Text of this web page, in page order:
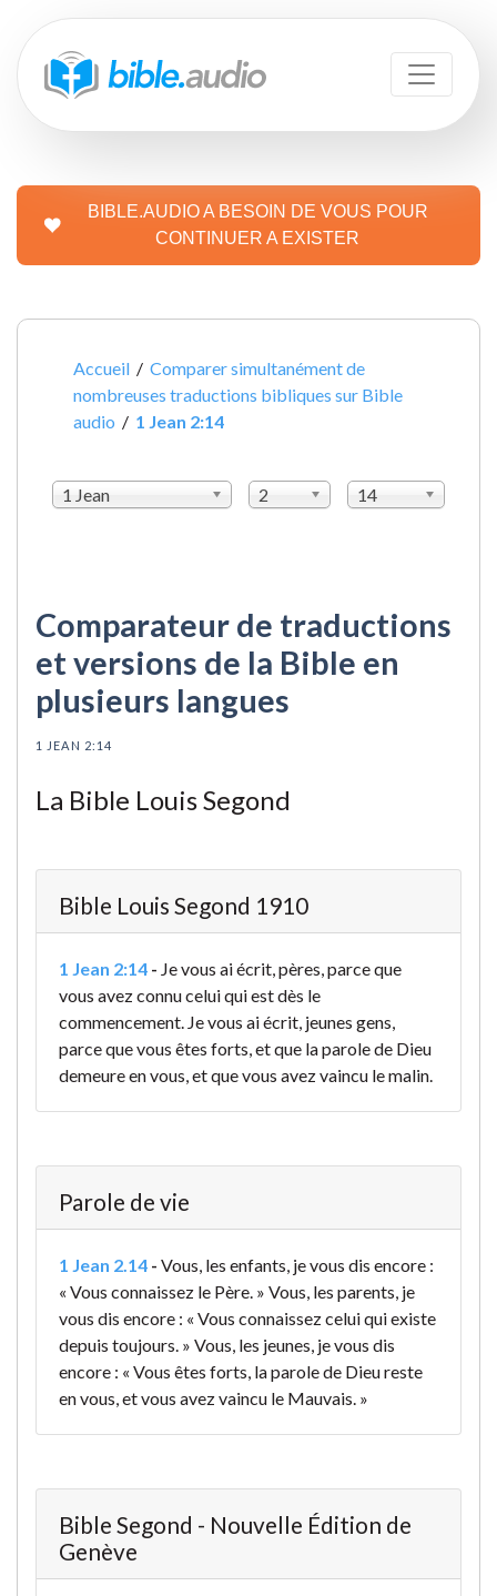
BIBLE.AUDIO A BESOIN DE VOUS POUR
CONTINUER A EXISTER
Accueil /Comparer simultanément de
nombreuses traductions bibliques sur Bible
audio / 1 Jean 2:14
1 Jean 2 14
Comparateur de traductions
et versions de la Bible en
plusieurs langues
1 JEAN 2:14
La Bible Louis Segond
Bible Louis Segond 1910
1 Jean 2:14 - Je vous ai écrit, pères, parce que
vous avez connu celui qui est dès le
commencement. Je vous ai écrit, jeunes gens,
parce que vous êtes forts, et que la parole de Dieu
demeure en vous, et que vous avez vaincu le malin.
Parole de vie
1 Jean 2.14 - Vous, les enfants, je vous dis encore :
« Vous connaissez le Père. » Vous, les parents, je
vous dis encore : « Vous connaissez celui qui existe
depuis toujours. » Vous, les jeunes, je vous dis
encore : « Vous êtes forts, la parole de Dieu reste
en vous, et vous avez vaincu le Mauvais. »
Bible Segond - Nouvelle Édition de
Genève